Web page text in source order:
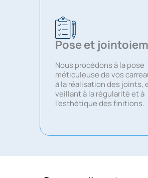
Pose et
Nous procédons à la pose
méticuleuse de vos
à la réalisation des joints,
veillant à la régularité et à
l’esthétique des finitions.